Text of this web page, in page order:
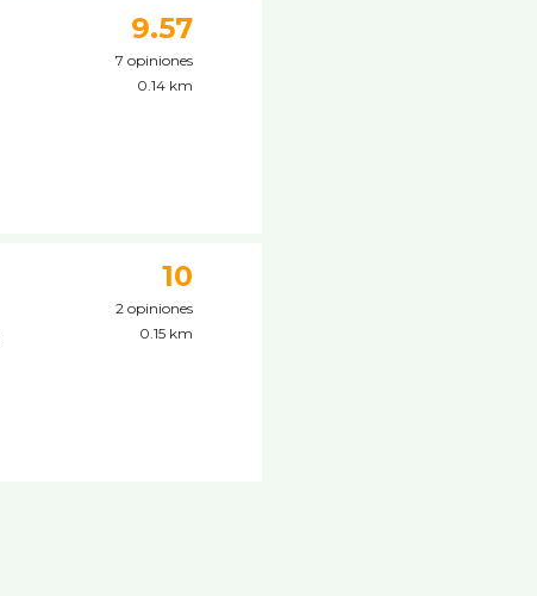
9.57
7 opiniones
0.14 km
10
2 opiniones
0.15 km